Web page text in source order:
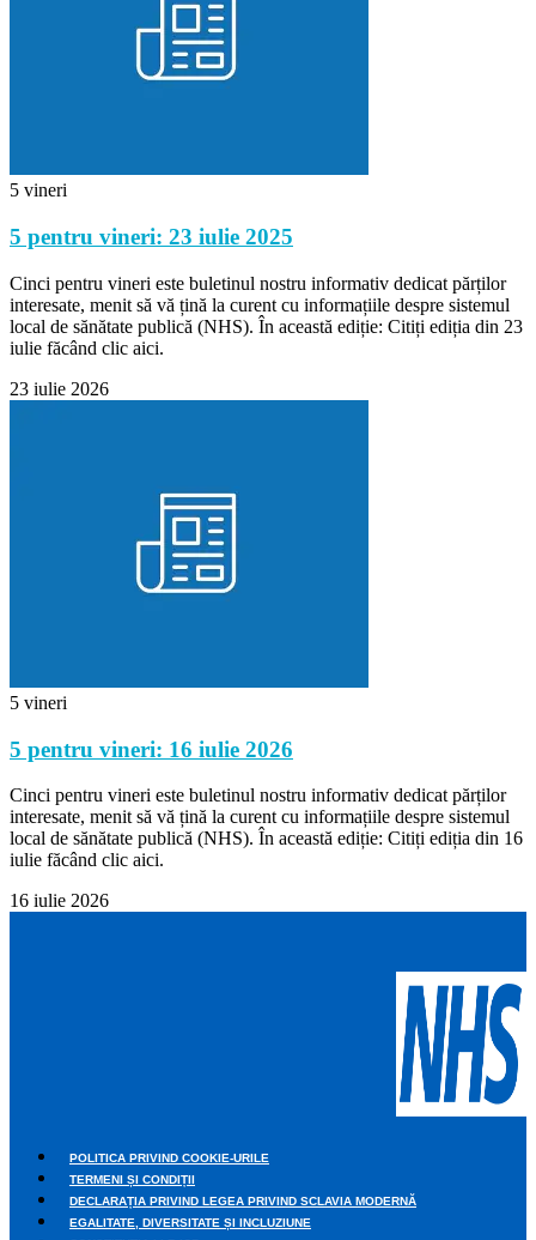
5 vineri
5 pentru vineri: 23 iulie 2025
Cinci pentru vineri este buletinul nostru informativ dedicat părților
interesate, menit să vă țină la curent cu informațiile despre sistemul
local de sănătate publică (NHS). În această ediție: Citiți ediția din 23
iulie făcând clic aici.
23 iulie 2026
5 vineri
5 pentru vineri: 16 iulie 2026
Cinci pentru vineri este buletinul nostru informativ dedicat părților
interesate, menit să vă țină la curent cu informațiile despre sistemul
local de sănătate publică (NHS). În această ediție: Citiți ediția din 16
iulie făcând clic aici.
16 iulie 2026
POLITICA PRIVIND COOKIE-URILE
TERMENI ȘI CONDIȚII
DECLARAȚIA PRIVIND LEGEA PRIVIND SCLAVIA MODERNĂ
EGALITATE, DIVERSITATE ȘI INCLUZIUNE